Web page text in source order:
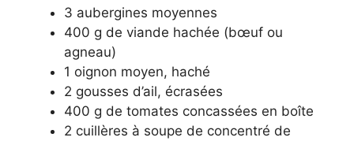
3 aubergines moyennes
400 g de viande hachée (bœuf ou
agneau)
1 oignon moyen, haché
2 gousses d’ail, écrasées
400 g de tomates concassées en boîte
2 cuillères à soupe de concentré de